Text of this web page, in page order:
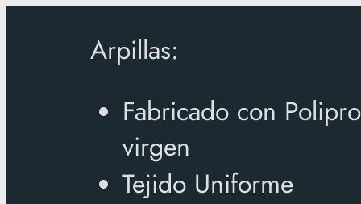
Arpillas:
Fabricado con
virgen
Tejido Uniforme